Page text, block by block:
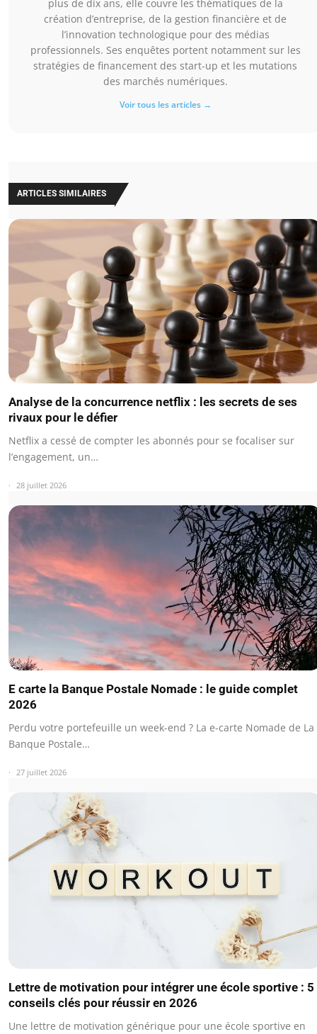
plus de dix ans, elle couvre les thématiques de la
création d’entreprise, de la gestion financière et de
l’innovation technologique pour des médias
professionnels. Ses enquêtes portent notamment sur les
stratégies de financement des start-up et les mutations
des marchés numériques.
Voir tous les articles →
ARTICLES SIMILAIRES
Analyse de la concurrence netflix : les secrets de ses
rivaux pour le défier
Netflix a cessé de compter les abonnés pour se focaliser sur
l’engagement, un…
28 juillet 2026
E carte la Banque Postale Nomade : le guide complet
2026
Perdu votre portefeuille un week-end ? La e-carte Nomade de La
Banque Postale…
27 juillet 2026
Lettre de motivation pour intégrer une école sportive : 5
conseils clés pour réussir en 2026
Une lettre de motivation générique pour une école sportive en